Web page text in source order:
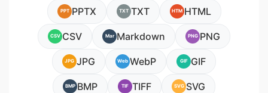
PPT PPTX TXT TXT HTM HTML
CSV CSV Mar Markdown PNG PNG
JPG JPG Web WebP GIF GIF
BMP BMP TIF TIFF SVG SVG